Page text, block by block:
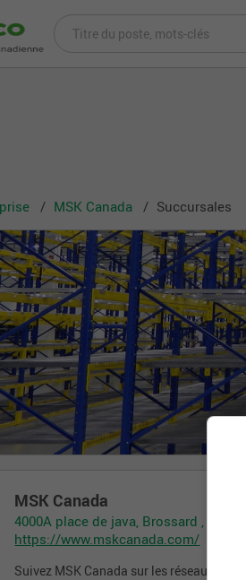
MSK Canada Succursales
MSK Canada
4000A place de java, Brossard , QC
https://www.mskcanada.com/
Suivez MSK Canada sur les réseaux